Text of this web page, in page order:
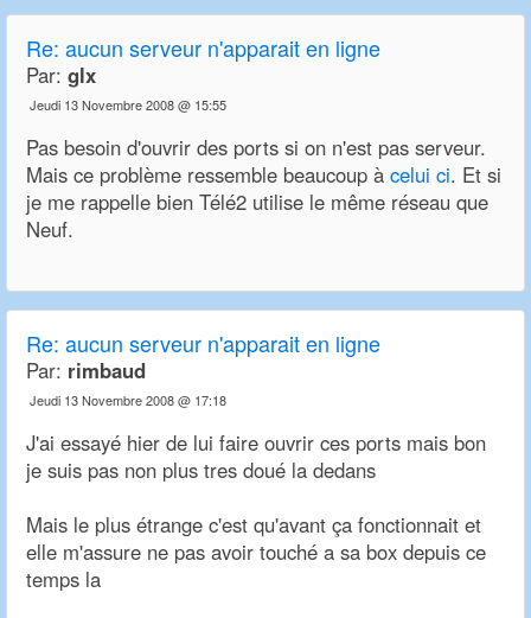
Re: aucun serveur n'apparait en ligne
Par: glx
Jeudi 13 Novembre 2008 @ 15:55
Pas besoin d'ouvrir des ports si on n'est pas serveur.
Mais ce problème ressemble beaucoup à celui ci. Et si
je me rappelle bien Télé2 utilise le même réseau que
Neuf.
Re: aucun serveur n'apparait en ligne
Par: rimbaud
Jeudi 13 Novembre 2008 @ 17:18
J'ai essayé hier de lui faire ouvrir ces ports mais bon
je suis pas non plus tres doué la dedans
Mais le plus étrange c'est qu'avant ça fonctionnait et
elle m'assure ne pas avoir touché a sa box depuis ce
temps la